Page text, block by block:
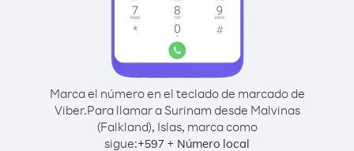
Marca el número en el teclado de marcado de
Viber.Para llamar a Surinam desde Malvinas
(Falkland), Islas, marca como
sigue:+597 + Número local